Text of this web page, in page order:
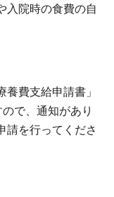
入院時の食費の自
費支給申請書」
で、通知があり
請を行ってくださ